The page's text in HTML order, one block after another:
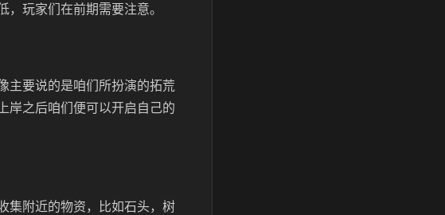
玩家们在前期需要注意。
主要说的是咱们所扮演的拓荒
岸之后咱们便可以开启自己的
集附近的物资，比如石头，树